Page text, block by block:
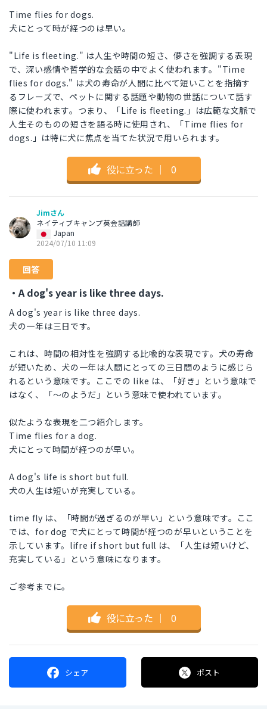
Time flies for dogs.
犬にとって時が経つのは早い。
"Life is fleeting." は人生や時間の短さ、儚さを強調する表現
で、深い感情や哲学的な会話の中でよく使われます。"Time
flies for dogs." は犬の寿命が人間に比べて短いことを指摘す
るフレーズで、ペットに関する話題や動物の世話について話す
際に使われます。つまり、「Life is fleeting.」は広範な文脈で
人生そのものの短さを語る時に使用され、「Time flies for
dogs.」は特に犬に焦点を当てた状況で用いられます。
役に立った ｜ 0
Jimさん
ネイティブキャンプ英会話講師
Japan
2024/07/10 11:09
回答
・A dog's year is like three days.
A dog's year is like three days.
犬の一年は三日です。
これは、時間の相対性を強調する比喩的な表現です。犬の寿命
が短いため、犬の一年は人間にとっての三日間のように感じら
れるという意味です。ここでの like は、「好き」という意味で
はなく、「～のようだ」という意味で使われています。
似たような表現を二つ紹介します。
Time flies for a dog.
犬にとって時間が経つのが早い。
A dog's life is short but full.
犬の人生は短いが充実している。
time fly は、「時間が過ぎるのが早い」という意味です。ここ
では、for dog で犬にとって時間が経つのが早いということを
示しています。lifre if short but full は、「人生は短いけど、
充実している」という意味になります。
ご参考までに。
役に立った ｜ 0
シェア ポスト